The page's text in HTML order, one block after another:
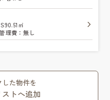
90.51㎡
理費：無し
した物件を
トへ追加